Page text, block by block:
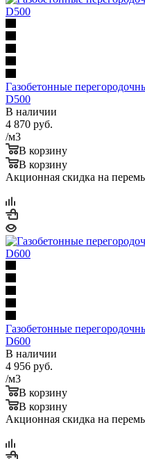
Газобетонные
D500
В наличии
4 870 руб.
/м3
В корзину
В корзину
Акционная скидка на
Газобетонные
D600
В наличии
4 956 руб.
/м3
В корзину
В корзину
Акционная скидка на